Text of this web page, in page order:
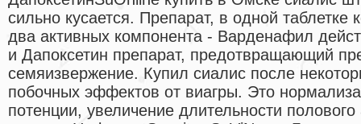
сильно кусается. Препарат, в одной таблетке
два активных компонента - Варденафил
и Дапоксетин препарат, предотвращающий
семяизвержение. Купил сиалис после
побочных эффектов от виагры. Это
потенции, увеличение длительности